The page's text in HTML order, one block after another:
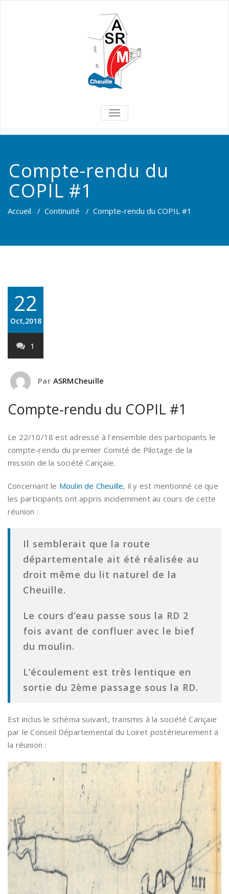
TOGGLE
NAVIGATION
Compte-rendu du
COPIL #1
Accueil / Continuité / Compte-rendu du COPIL #1
22
Oct,2018
1
Par ASRMCheuille
Compte-rendu du COPIL #1
Le 22/10/18 est adressé à l’ensemble des participants le
compte-rendu du premier Comité de Pilotage de la
mission de la société Cariçaie.
Concernant le Moulin de Cheuille, il y est mentionné ce que
les participants ont appris incidemment au cours de cette
réunion :
Il semblerait que la route
départementale ait été réalisée au
droit même du lit naturel de la
Cheuille.
Le cours d’eau passe sous la RD 2
fois avant de confluer avec le bief
du moulin.
L’écoulement est très lentique en
sortie du 2ème passage sous la RD.
Est inclus le schéma suivant, transmis à la société Cariçaie
par le Conseil Départemental du Loiret postérieurement à
la réunion :